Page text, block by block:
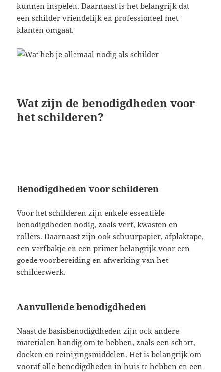
kunnen inspelen. Daarnaast is het belangrijk dat
een schilder vriendelijk en professioneel met
klanten omgaat.
Wat zijn de benodigdheden voor
het schilderen?
Benodigdheden voor schilderen
Voor het schilderen zijn enkele essentiële
benodigdheden nodig, zoals verf, kwasten en
rollers. Daarnaast zijn ook schuurpapier, afplaktape,
een verfbakje en een primer belangrijk voor een
goede voorbereiding en afwerking van het
schilderwerk.
Aanvullende benodigdheden
Naast de basisbenodigdheden zijn ook andere
materialen handig om te hebben, zoals een schort,
doeken en reinigingsmiddelen. Het is belangrijk om
vooraf alle benodigdheden in huis te hebben en een